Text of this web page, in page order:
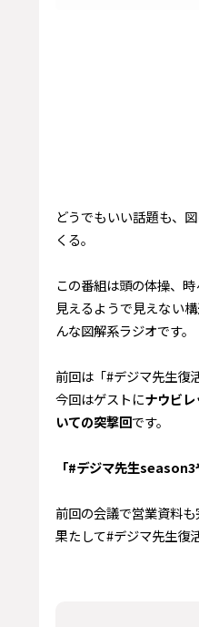
どうでもいい話題も、
くる。
この番組は頭の体操、時
見えるようで見えない
んな図解系ラジオです。
前回は「#デジマ先生復
今回はゲストにナウビ
いての突撃回です。
「#デジマ先生season3
前回の会議で営業資料も
果たして#デジマ先生復